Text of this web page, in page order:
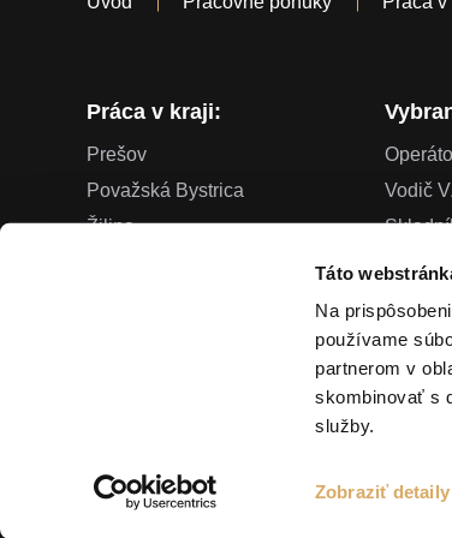
Táto
Na
používame
partnerom v
skombinovať s
služby.
Zobraziť detaily
Práca v kraji:
Prešov
Považská Bystrica
Žilina
Vodič
Zvárač
Viac…
Tvorba web stránok h24